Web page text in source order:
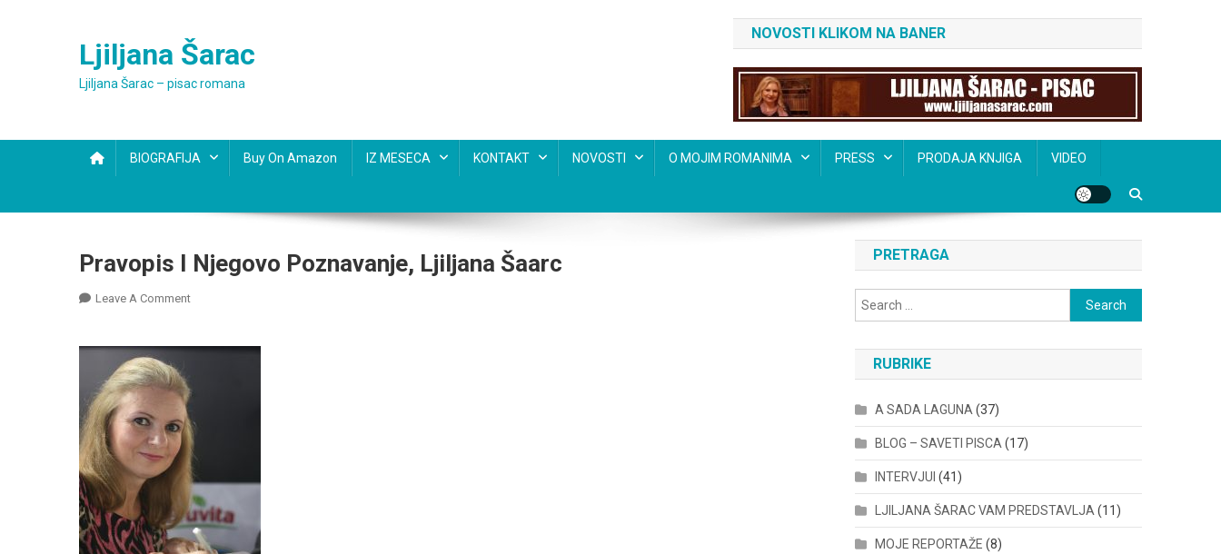
Ljiljana Šarac
Ljiljana Šarac – pisac romana
NOVOSTI KLIKOM NA BANER
BIOGRAFIJA Buy On Amazon IZ MESECA KONTAKT NOVOSTI O MOJIM ROMANIMA PRESS PRODAJA KNJIGA VIDEO
Pravopis I Njegovo Poznavanje, Ljiljana Šaarc
Leave A CommentOn
Šaarc
PRETRAGA
Search
for:
RUBRIKE
A SADA LAGUNA (37)
BLOG – SAVETI PISCA (17)
INTERVJUI (41)
LJILJANA ŠARAC VAM PREDSTAVLJA (11)
MOJE REPORTAŽE (8)